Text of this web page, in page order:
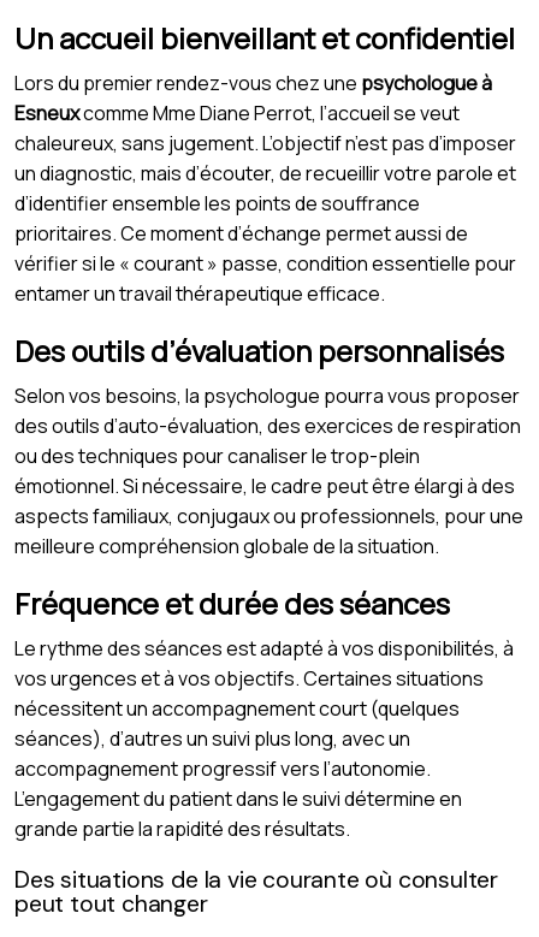
Un accueil bienveillant et confidentiel
Lors du premier rendez-vous chez une psychologue à
Esneuxcomme Mme Diane Perrot, l’accueil se veut
chaleureux, sans jugement. L’objectif n’est pas d’imposer
un diagnostic, mais d’écouter, de recueillir votre parole et
d’identifier ensemble les points de souffrance
prioritaires. Ce moment d’échange permet aussi de
vérifier si le « courant » passe, condition essentielle pour
entamer un travail thérapeutique efficace.
Des outils d’évaluation personnalisés
Selon vos besoins, la psychologue pourra vous proposer
des outils d’auto-évaluation, des exercices de respiration
ou des techniques pour canaliser le trop-plein
émotionnel. Si nécessaire, le cadre peut être élargi à des
aspects familiaux, conjugaux ou professionnels, pour une
meilleure compréhension globale de la situation.
Fréquence et durée des séances
Le rythme des séances est adapté à vos disponibilités, à
vos urgences et à vos objectifs. Certaines situations
nécessitent un accompagnement court (quelques
séances), d’autres un suivi plus long, avec un
accompagnement progressif vers l’autonomie.
L’engagement du patient dans le suivi détermine en
grande partie la rapidité des résultats.
Des situations de la vie courante où consulter
peut tout changer